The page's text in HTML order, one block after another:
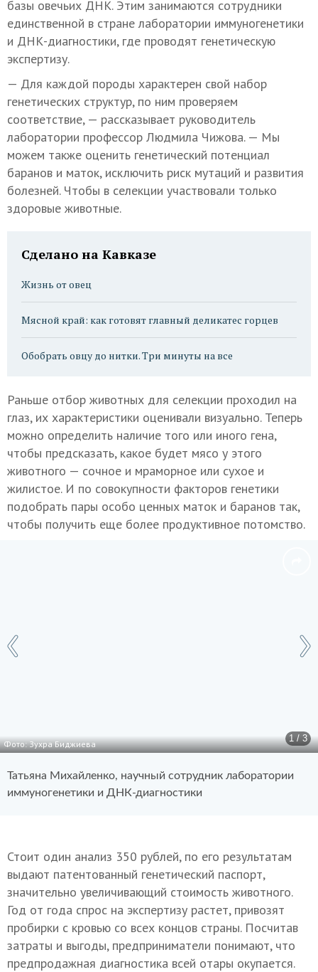
базы овечьих ДНК. Этим занимаются сотрудники
единственной в стране лаборатории иммуногенетики
и ДНК-диагностики, где проводят генетическую
экспертизу.
— Для каждой породы характерен свой набор
генетических структур, по ним проверяем
соответствие, — рассказывает руководитель
лаборатории профессор Людмила Чижова. — Мы
можем также оценить генетический потенциал
баранов и маток, исключить риск мутаций и развития
болезней. Чтобы в селекции участвовали только
здоровые животные.
Сделано на Кавказе
Жизнь от овец
Мясной край: как готовят главный деликатес горцев
Обобрать овцу до нитки. Три минуты на все
Раньше отбор животных для селекции проходил на
глаз, их характеристики оценивали визуально. Теперь
можно определить наличие того или иного гена,
чтобы предсказать, какое будет мясо у этого
животного — сочное и мраморное или сухое и
жилистое. И по совокупности факторов генетики
подобрать пары особо ценных маток и баранов так,
чтобы получить еще более продуктивное потомство.
1 / 3
Фото: Зухра Биджиева
Татьяна Михайленко, научный сотрудник лаборатории
иммуногенетики и ДНК-диагностики
Стоит один анализ 350 рублей, по его результатам
выдают патентованный генетический паспорт,
значительно увеличивающий стоимость животного.
Год от года спрос на экспертизу растет, привозят
пробирки с кровью со всех концов страны. Посчитав
затраты и выгоды, предприниматели понимают, что
предпродажная диагностика всей отары окупается.